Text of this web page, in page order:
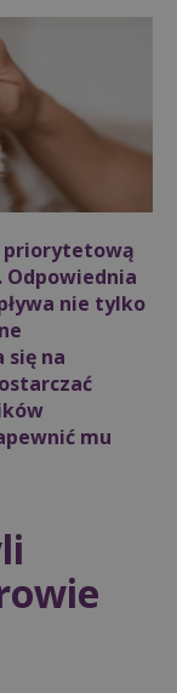
priorytetową
Odpowiednia
nie tylko
się na
mu